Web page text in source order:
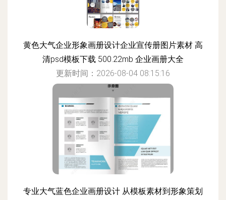
黄色大气企业形象画册设计企业宣传册图片素材 高
清psd模板下载 500.22mb 企业画册大全
更新时间：2026-08-04 08:15:16
专业大气蓝色企业画册设计 从模板素材到形象策划